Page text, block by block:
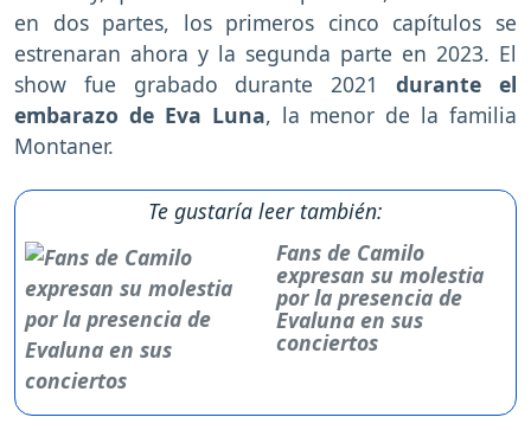
en dos partes, los primeros cinco capítulos se
estrenaran ahora y la segunda parte en 2023. El
show fue grabado durante 2021durante el
embarazo de Eva Luna, la menor de la familia
Montaner.
Te gustaría leer también:
Fans de Camilo
expresan su molestia
por la presencia de
Evaluna en sus
conciertos